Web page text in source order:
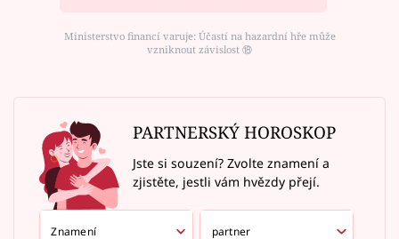
Ministerstvo financí varuje: Účastí na hazardní hře může
vzniknout závislost ⑱
PARTNERSKÝ HOROSKOP
Jste si souzení? Zvolte znamení a
zjistěte, jestli vám hvězdy přejí.